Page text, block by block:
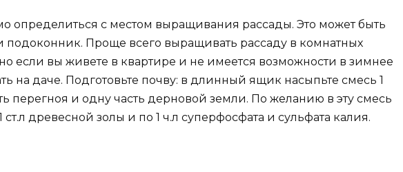
определиться с местом выращивания рассады. Это может быть
подоконник. Проще всего выращивать рассаду в комнатных
если вы живете в квартире и не имеется возможности в зимнее
на даче. Подготовьте почву: в длинный ящик насыпьте смесь 1
перегноя и одну часть дерновой земли. По желанию в эту смесь
древесной золы и по 1 ч.л суперфосфата и сульфата калия.